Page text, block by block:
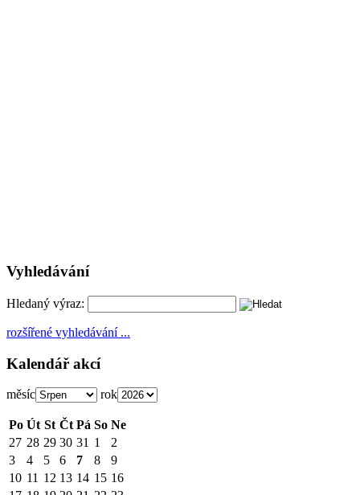
Vyhledávání
Hledaný výraz:
rozšířené vyhledávání ...
Kalendář akcí
měsíc rok
Po Út St Čt Pá So Ne
27 28 29 30 31 1
2
3
4 5 6 7 8
9
10 11 12 13 14 15 16